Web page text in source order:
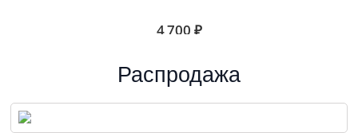
4 700 ₽
Распродажа